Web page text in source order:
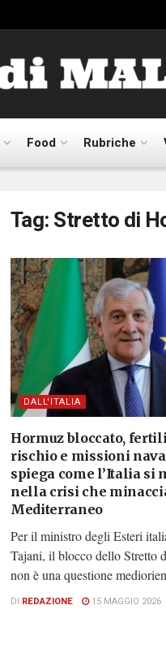
Food Rubriche
Tag:Stretto di
DALL'ITALIA
Hormuz bloccato,
rischio e missioni
spiega come l’Italia si
nella crisi che
Mediterraneo
Per il ministro degli Esteri
Tajani, il blocco dello Stretto
non è una questione
DI REDAZIONE 15 MAGGIO 2026